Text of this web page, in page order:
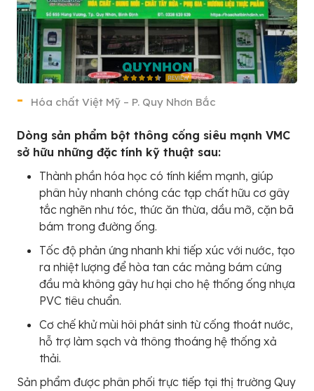
Hóa chất Việt Mỹ – P. Quy Nhơn Bắc
Dòng sản phẩm bột thông cống siêu mạnh VMC
sở hữu những đặc tính kỹ thuật sau:
Thành phần hóa học có tính kiềm mạnh, giúp
phân hủy nhanh chóng các tạp chất hữu cơ gây
tắc nghẽn như tóc, thức ăn thừa, dầu mỡ, cặn bã
bám trong đường ống.
Tốc độ phản ứng nhanh khi tiếp xúc với nước, tạo
ra nhiệt lượng để hòa tan các mảng bám cứng
đầu mà không gây hư hại cho hệ thống ống nhựa
PVC tiêu chuẩn.
Cơ chế khử mùi hôi phát sinh từ cống thoát nước,
hỗ trợ làm sạch và thông thoáng hệ thống xả
thải.
Sản phẩm được phân phối trực tiếp tại thị trường Quy